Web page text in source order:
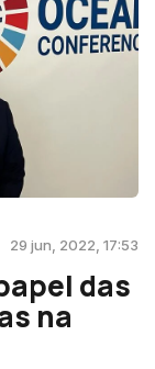
29 jun, 2022, 17:53
das
na